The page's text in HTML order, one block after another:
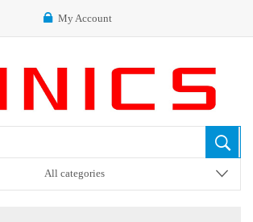
My Account
All categories